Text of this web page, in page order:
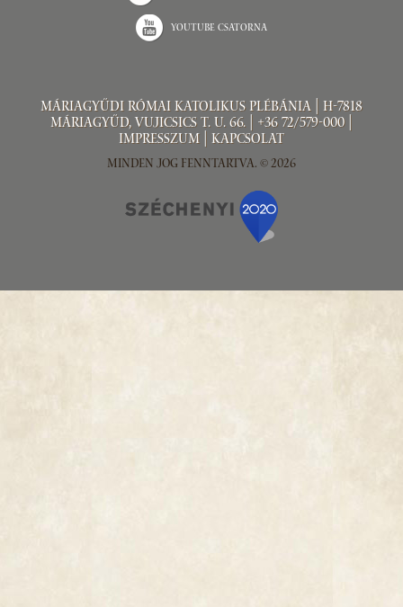
Youtube csatorna
Máriagyűdi Római Katolikus Plébánia | H-7818
Máriagyűd, Vujicsics T. u. 66. | +36 72/579-000 |
Impresszum
Kapcsolat
Minden jog fenntartva. © 2026